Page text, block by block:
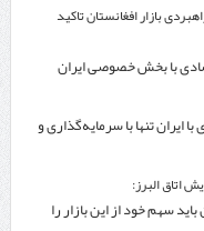
بازار افغانستان تاکید
با بخش خصوصی ایران
۱۰ میلیارد دلاری با ایران تنها با سرمایه‌گذاری و
اتاق البرز:
سهم خود از این بازار را